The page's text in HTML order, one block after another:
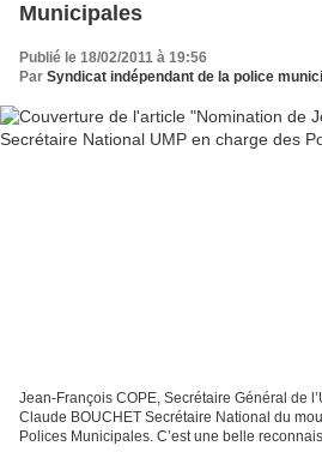
Municipales
Publié le 18/02/2011 à 19:56
Par Syndicat indépendant de la police
Jean-François COPE, Secrétaire Général de
Claude BOUCHET Secrétaire National du
Polices Municipales. C’est une belle